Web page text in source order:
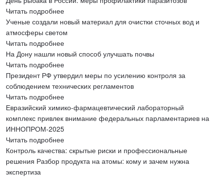
Читать подробнее
Ученые создали новый материал для очистки сточных вод и
атмосферы светом
Читать подробнее
На Дону нашли новый способ улучшать почвы
Читать подробнее
Президент РФ утвердил меры по усилению контроля за
соблюдением технических регламентов
Читать подробнее
Евразийский химико-фармацевтический лабораторный
комплекс привлек внимание федеральных парламентариев на
ИННОПРОМ-2025
Читать подробнее
Контроль качества: скрытые риски и профессиональные
решения Разбор продукта на атомы: кому и зачем нужна
экспертиза